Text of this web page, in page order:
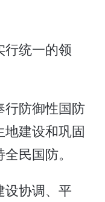
统一的领
防御性国防
建设和巩固
民国防。
设协调、平